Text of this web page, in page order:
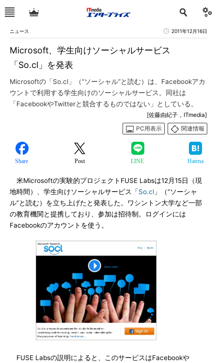
ニュース 2011年12月16日
Microsoft、学生向けソーシャルサービス
「So.cl」を発表
Microsoftの「So.cl」（“ソーシャル”と読む）は、Facebookアカ
ウントで利用する学生向けのソーシャルサービス。同社は
「FacebookやTwitterと競合するものではない」としている。
[佐藤由紀子，ITmedia]
PC用表示
関連情報
Share Post LINE Hatena
米Microsoftの実験的プロジェクトFUSE Labsは12月15日（現
地時間）、学生向けソーシャルサービス「So.cl 」（“ソーシャ
ル”と読む）を立ち上げたと発表した。ワシントン大学など一部
の教育機関と提携しており、参加は招待制。ログインには
Facebookのアカウントを使う。
FUSE Labsの説明によると、このサービスはFacebookや